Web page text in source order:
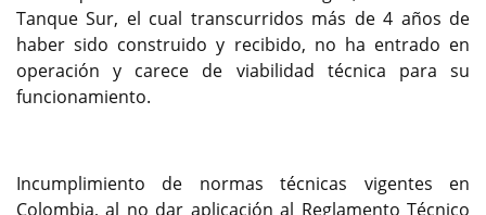
Tanque Sur, el cual transcurridos más de 4 años de
haber sido construido y recibido, no ha entrado en
operación y carece de viabilidad técnica para su
funcionamiento.
Incumplimiento de normas técnicas vigentes en
Colombia, al no dar aplicación al Reglamento Técnico